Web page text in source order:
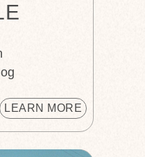
LEARN MORE